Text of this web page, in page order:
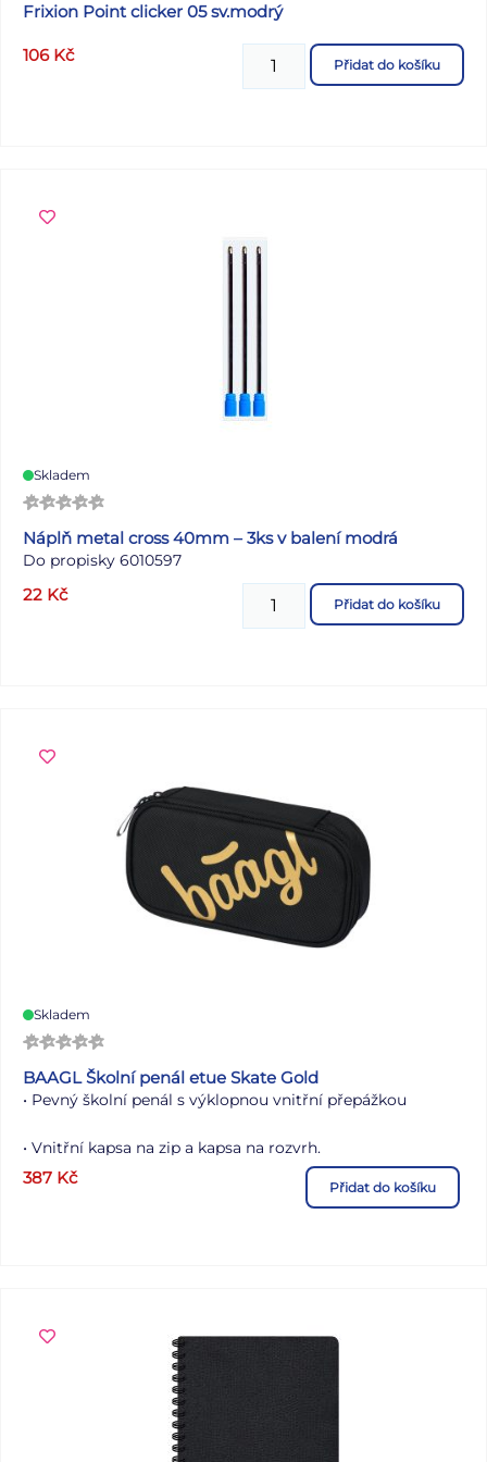
Frixion Point clicker 05 sv.modrý
106 Kč Přidat do košíku
Skladem
Náplň metal cross 40mm – 3ks v balení modrá
Do propisky 6010597
22 Kč Přidat do košíku
Skladem
BAAGL Školní penál etue Skate Gold
• Pevný školní penál s výklopnou vnitřní přepážkou
• Vnitřní kapsa na zip a kapsa na rozvrh.
387 Kč Přidat do košíku